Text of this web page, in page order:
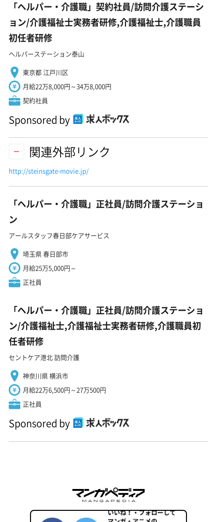
「ヘルパー・介護職」契約社員/訪問介護ステーシ
ョン/介護福祉士実務者研修,介護福祉士,介護職員
初任者研修
ヘルパーステーション泰山
東京都 江戸川区
月給22万8,000円～34万8,000円
契約社員
Sponsored by
関連外部リンク
http://steinsgate-movie.jp/
「ヘルパー・介護職」正社員/訪問介護ステーショ
ン
アールスタッフ春日部ケアサービス
埼玉県 春日部市
月給25万5,000円～
正社員
「ヘルパー・介護職」正社員/訪問介護ステーショ
ン/介護福祉士,介護福祉士実務者研修,介護職員初
任者研修
セントケア港北 訪問介護
神奈川県 横浜市
月給22万6,500円～27万500円
正社員
Sponsored by